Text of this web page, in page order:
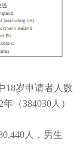
18岁申请者人数
年（384030 人）
人，男生